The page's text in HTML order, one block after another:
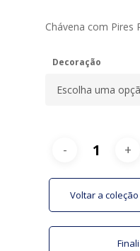
Chávena com Pires
Decoração
Voltar a